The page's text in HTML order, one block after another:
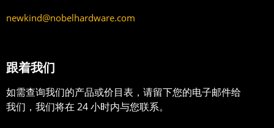
newkind@nobelhardware.com
跟着我们
如需查询我们的产品或价目表，请留下您的电子邮件给
我们，我们将在 24 小时内与您联系。